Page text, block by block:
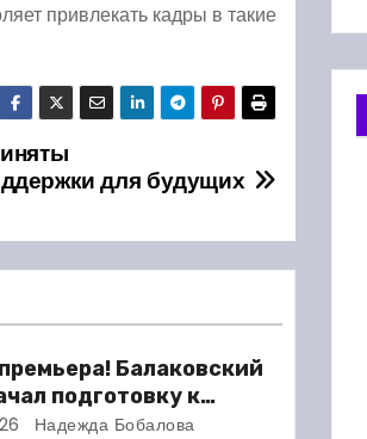
привлекать кадры в такие
для будущих
Балаковский
подготовку к
сезону
Надежда Бобалова